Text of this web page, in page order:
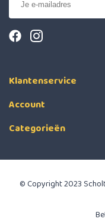
Klantenservice
Account
Categorieën
© Copyright 2023